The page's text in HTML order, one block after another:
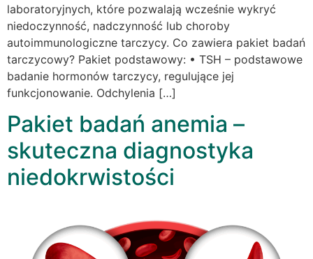
laboratoryjnych, które pozwalają wcześnie wykryć
niedoczynność, nadczynność lub choroby
autoimmunologiczne tarczycy. Co zawiera pakiet badań
tarczycowy? Pakiet podstawowy: • TSH – podstawowe
badanie hormonów tarczycy, regulujące jej
funkcjonowanie. Odchylenia […]
Pakiet badań anemia –
skuteczna diagnostyka
niedokrwistości